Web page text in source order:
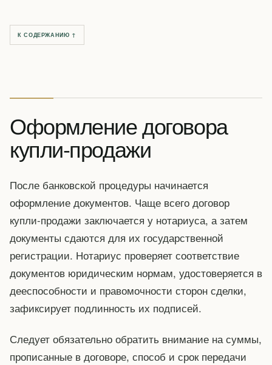
К СОДЕРЖАНИЮ ↑
Оформление договора
купли-продажи
После банковской процедуры начинается
оформление документов. Чаще всего договор
купли-продажи заключается у нотариуса, а затем
документы сдаются для их государственной
регистрации. Нотариус проверяет соответствие
документов юридическим нормам, удостоверяется в
дееспособности и правомочности сторон сделки,
зафиксирует подлинность их подписей.
Следует обязательно обратить внимание на суммы,
прописанные в договоре, способ и срок передачи